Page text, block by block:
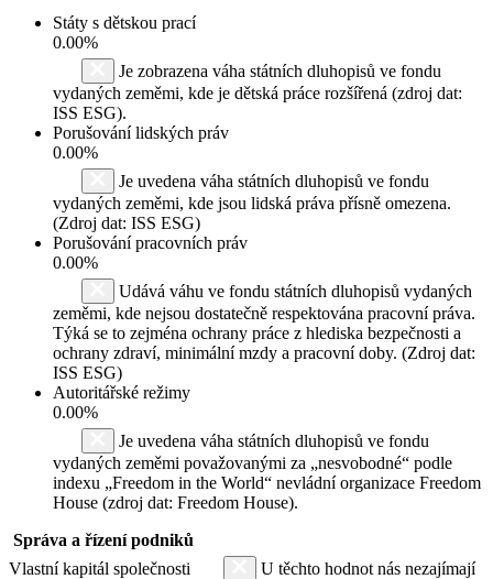
Státy s dětskou prací
0.00%
Je zobrazena váha státních dluhopisů ve fondu
vydaných zeměmi, kde je dětská práce rozšířená (zdroj dat:
ISS ESG).
Porušování lidských práv
0.00%
Je uvedena váha státních dluhopisů ve fondu
vydaných zeměmi, kde jsou lidská práva přísně omezena.
(Zdroj dat: ISS ESG)
Porušování pracovních práv
0.00%
Udává váhu ve fondu státních dluhopisů vydaných
zeměmi, kde nejsou dostatečně respektována pracovní práva.
Týká se to zejména ochrany práce z hlediska bezpečnosti a
ochrany zdraví, minimální mzdy a pracovní doby. (Zdroj dat:
ISS ESG)
Autoritářské režimy
0.00%
Je uvedena váha státních dluhopisů ve fondu
vydaných zeměmi považovanými za „nesvobodné“ podle
indexu „Freedom in the World“ nevládní organizace Freedom
House (zdroj dat: Freedom House).
Správa a řízení podniků
Vlastní kapitál společnosti
U těchto hodnot nás nezajímají